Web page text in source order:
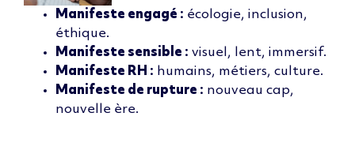
Manifeste engagé : écologie, inclusion,
éthique.
Manifeste sensible : visuel, lent, immersif.
Manifeste RH : humains, métiers, culture.
Manifeste de rupture : nouveau cap,
nouvelle ère.